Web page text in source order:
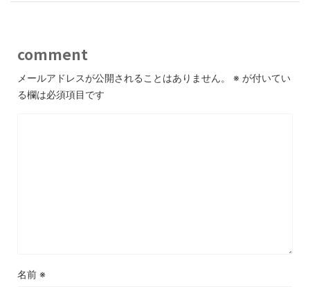
comment
メールアドレスが公開されることはありません。 ※ が付いてい
る欄は必須項目です
名前 ※